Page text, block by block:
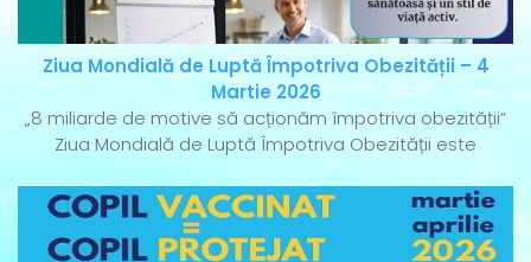
Ziua Mondială de Luptă Împotriva Obezității – 4
Martie 2026
„8 miliarde de motive să acționăm împotriva obezității”
Ziua Mondială de Luptă Împotriva Obezității este